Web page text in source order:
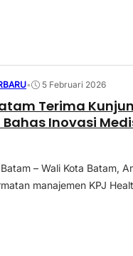
• 5 Februari 2026
Terima
Inovasi
Batam – Wali Kota Batam,
manajemen KPJ